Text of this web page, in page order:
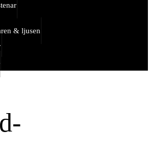
& ljusen